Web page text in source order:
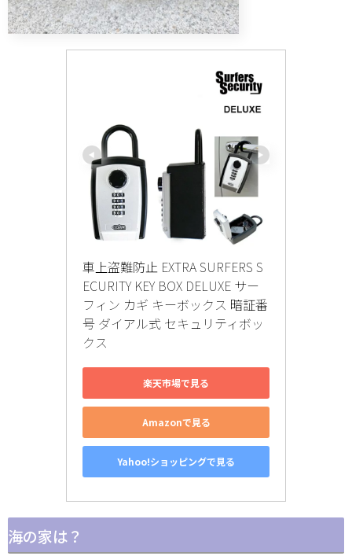
車上盗難防止 EXTRA SURFERS S
ECURITY KEY BOX DELUXE サー
フィン カギ キーボックス 暗証番
号 ダイアル式 セキュリティボッ
クス
楽天市場で見る
Amazonで見る
Yahoo!ショッピングで見る
海の家は？